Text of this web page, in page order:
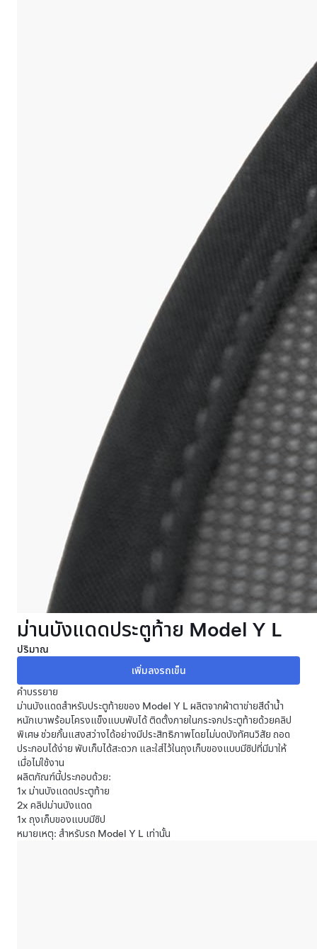
ม่านบังแดดประตูท้าย Model Y L
ปริมาณ
คำบรรยาย
ม่านบังแดดสำหรับประตูท้ายของ Model Y L ผลิตจากผ้าตาข่ายสีดำน้ำ
หนักเบาพร้อมโครงแข็งแบบพับได้ ติดตั้งภายในกระจกประตูท้ายด้วยคลิป
พิเศษ ช่วยกั้นแสงสว่างได้อย่างมีประสิทธิภาพโดยไม่บดบังทัศนวิสัย ถอด
ประกอบได้ง่าย พับเก็บได้สะดวก และใส่ไว้ในถุงเก็บของแบบมีซิปที่มีมาให้
เมื่อไม่ใช้งาน
ผลิตภัณฑ์นี้ประกอบด้วย:
1x ม่านบังแดดประตูท้าย
2x คลิปม่านบังแดด
1x ถุงเก็บของแบบมีซิป
หมายเหตุ: สำหรับรถ Model Y L เท่านั้น